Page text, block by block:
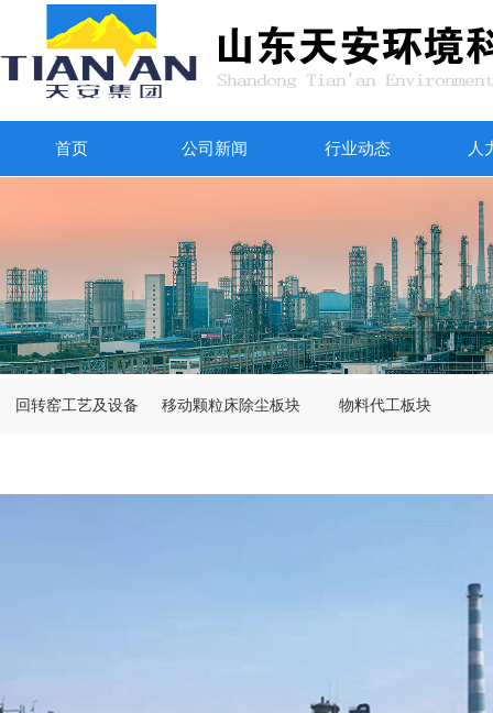
首页 公司新闻 行业动态 人
回转窑工艺及设备 移动颗粒床除尘板块 物料代工板块